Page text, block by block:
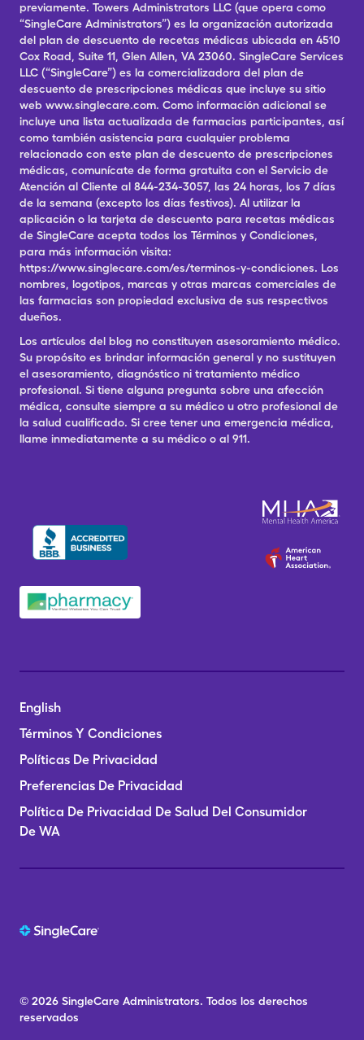
previamente. Towers Administrators LLC (que opera como
“SingleCare Administrators”) es la organización autorizada
del plan de descuento de recetas médicas ubicada en 4510
Cox Road, Suite 11, Glen Allen, VA 23060. SingleCare Services
LLC (“SingleCare”) es la comercializadora del plan de
descuento de prescripciones médicas que incluye su sitio
web www.singlecare.com. Como información adicional se
incluye una lista actualizada de farmacias participantes, así
como también asistencia para cualquier problema
relacionado con este plan de descuento de prescripciones
médicas, comunícate de forma gratuita con el Servicio de
Atención al Cliente al 844-234-3057, las 24 horas, los 7 días
de la semana (excepto los días festivos). Al utilizar la
aplicación o la tarjeta de descuento para recetas médicas
de SingleCare acepta todos los Términos y Condiciones,
para más información visita:
https://www.singlecare.com/es/terminos-y-condiciones. Los
nombres, logotipos, marcas y otras marcas comerciales de
las farmacias son propiedad exclusiva de sus respectivos
dueños.
Los artículos del blog no constituyen asesoramiento médico.
Su propósito es brindar información general y no sustituyen
el asesoramiento, diagnóstico ni tratamiento médico
profesional. Si tiene alguna pregunta sobre una afección
médica, consulte siempre a su médico u otro profesional de
la salud cualificado. Si cree tener una emergencia médica,
llame inmediatamente a su médico o al 911.
English
Términos Y Condiciones
Políticas De Privacidad
Preferencias De Privacidad
Política De Privacidad De Salud Del Consumidor
De WA
© 2026 SingleCare Administrators. Todos los derechos
reservados